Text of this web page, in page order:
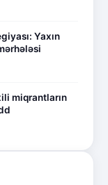
Yaxın
miqrantların